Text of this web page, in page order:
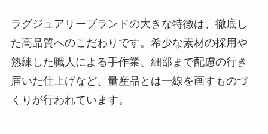
ラグジュアリーブランドの大きな特徴は、徹底し
た高品質へのこだわりです。希少な素材の採用や
熟練した職人による手作業、細部まで配慮の行き
届いた仕上げなど、量産品とは一線を画すものづ
くりが行われています。